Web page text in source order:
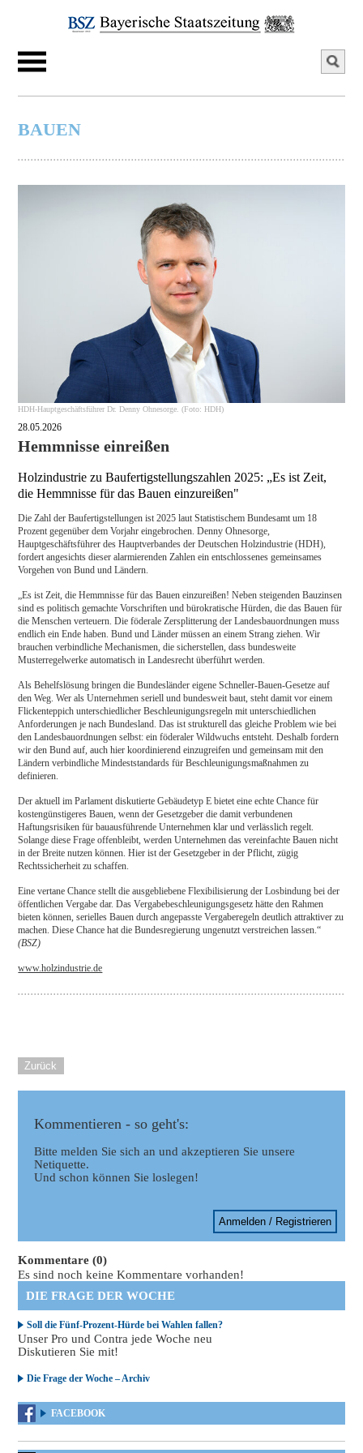
BAUEN
HDH-Hauptgeschäftsführer Dr. Denny Ohnesorge. (Foto: HDH)
28.05.2026
Hemmnisse einreißen
Holzindustrie zu Baufertigstellungszahlen 2025: „Es ist Zeit,
die Hemmnisse für das Bauen einzureißen"
Die Zahl der Baufertigstellungen ist 2025 laut Statistischem Bundesamt um 18
Prozent gegenüber dem Vorjahr eingebrochen. Denny Ohnesorge,
Hauptgeschäftsführer des Hauptverbandes der Deutschen Holzindustrie (HDH),
fordert angesichts dieser alarmierenden Zahlen ein entschlossenes gemeinsames
Vorgehen von Bund und Ländern.
„Es ist Zeit, die Hemmnisse für das Bauen einzureißen! Neben steigenden Bauzinsen
sind es politisch gemachte Vorschriften und bürokratische Hürden, die das Bauen für
die Menschen verteuern. Die föderale Zersplitterung der Landesbauordnungen muss
endlich ein Ende haben. Bund und Länder müssen an einem Strang ziehen. Wir
brauchen verbindliche Mechanismen, die sicherstellen, dass bundesweite
Musterregelwerke automatisch in Landesrecht überführt werden.
Als Behelfslösung bringen die Bundesländer eigene Schneller-Bauen-Gesetze auf
den Weg. Wer als Unternehmen seriell und bundesweit baut, steht damit vor einem
Flickenteppich unterschiedlicher Beschleunigungsregeln mit unterschiedlichen
Anforderungen je nach Bundesland. Das ist strukturell das gleiche Problem wie bei
den Landesbauordnungen selbst: ein föderaler Wildwuchs entsteht. Deshalb fordern
wir den Bund auf, auch hier koordinierend einzugreifen und gemeinsam mit den
Ländern verbindliche Mindeststandards für Beschleunigungsmaßnahmen zu
definieren.
Der aktuell im Parlament diskutierte Gebäudetyp E bietet eine echte Chance für
kostengünstigeres Bauen, wenn der Gesetzgeber die damit verbundenen
Haftungsrisiken für bauausführende Unternehmen klar und verlässlich regelt.
Solange diese Frage offenbleibt, werden Unternehmen das vereinfachte Bauen nicht
in der Breite nutzen können. Hier ist der Gesetzgeber in der Pflicht, zügig
Rechtssicherheit zu schaffen.
Eine vertane Chance stellt die ausgebliebene Flexibilisierung der Losbindung bei der
öffentlichen Vergabe dar. Das Vergabebeschleunigungsgesetz hätte den Rahmen
bieten können, serielles Bauen durch angepasste Vergaberegeln deutlich attraktiver zu
machen. Diese Chance hat die Bundesregierung ungenutzt verstreichen lassen.“
(BSZ)
www.holzindustrie.de
Zurück
Kommentieren - so geht's:
Bitte melden Sie sich an und akzeptieren Sie unsere
Netiquette.
Und schon können Sie loslegen!
Anmelden / Registrieren
Kommentare (0)
Es sind noch keine Kommentare vorhanden!
DIE FRAGE DER WOCHE
Soll die Fünf-Prozent-Hürde bei Wahlen fallen?
Unser Pro und Contra jede Woche neu
Diskutieren Sie mit!
Die Frage der Woche – Archiv
FACEBOOK